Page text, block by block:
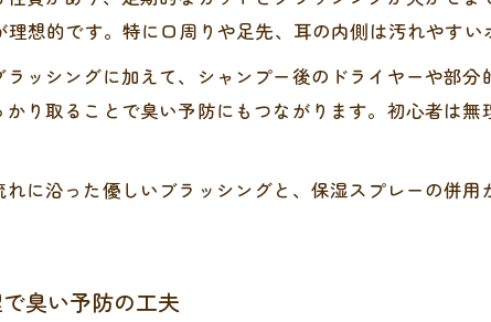
短めスタイルでシーズーの臭
シーズーの欠点とその特徴を
シーズーの吠えやすさや臭い
ダブルコート特有の悩みと日
想的です。特に口周りや足先、耳の内側は汚れやすい
ッシングに加えて、シャンプー後のドライヤーや部
り取ることで臭い予防にもつながります。初心者は
に沿った優しいブラッシングと、保湿スプレーの併
臭い予防の工夫